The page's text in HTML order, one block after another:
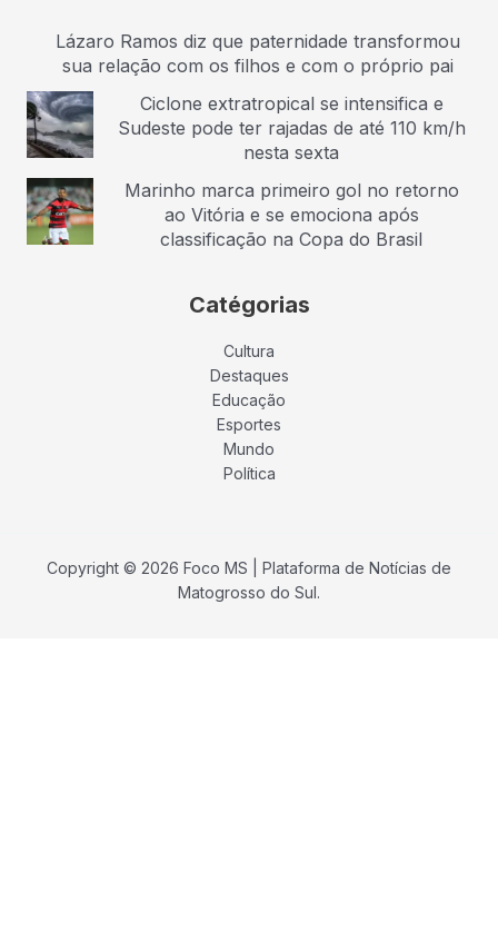
Lázaro Ramos diz que paternidade transformou
sua relação com os filhos e com o próprio pai
Ciclone extratropical se intensifica e
Sudeste pode ter rajadas de até 110 km/h
nesta sexta
Marinho marca primeiro gol no retorno
ao Vitória e se emociona após
classificação na Copa do Brasil
Catégorias
Cultura
Destaques
Educação
Esportes
Mundo
Política
Copyright © 2026 Foco MS | Plataforma de Notícias de
Matogrosso do Sul.